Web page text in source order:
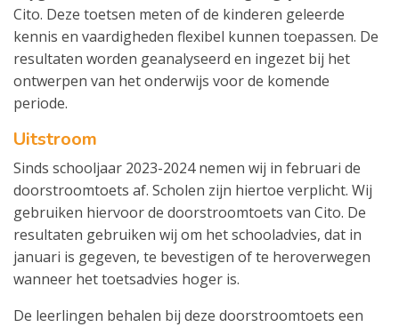
Cito. Deze toetsen meten of de kinderen geleerde
kennis en vaardigheden flexibel kunnen toepassen. De
resultaten worden geanalyseerd en ingezet bij het
ontwerpen van het onderwijs voor de komende
periode.
Uitstroom
Sinds schooljaar 2023-2024 nemen wij in februari de
doorstroomtoets af. Scholen zijn hiertoe verplicht. Wij
gebruiken hiervoor de doorstroomtoets van Cito. De
resultaten gebruiken wij om het schooladvies, dat in
januari is gegeven, te bevestigen of te heroverwegen
wanneer het toetsadvies hoger is.
De leerlingen behalen bij deze doorstroomtoets een